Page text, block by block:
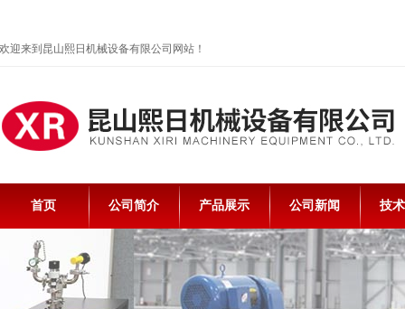
欢迎来到昆山熙日机械设备有限公司网站！
首页 公司简介 产品展示 公司新闻 技